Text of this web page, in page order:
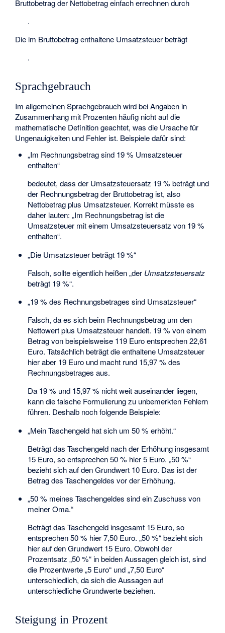
Bruttobetrag der Nettobetrag einfach errechnen durch
.
Die im Bruttobetrag enthaltene Umsatzsteuer beträgt
.
Sprachgebrauch
Im allgemeinen Sprachgebrauch wird bei Angaben in
Zusammenhang mit Prozenten häufig nicht auf die
mathematische Definition geachtet, was die Ursache für
Ungenauigkeiten und Fehler ist. Beispiele dafür sind:
„Im Rechnungsbetrag sind 19 % Umsatzsteuer
enthalten“
bedeutet, dass der Umsatzsteuersatz 19 % beträgt und
der Rechnungsbetrag der Bruttobetrag ist, also
Nettobetrag plus Umsatzsteuer. Korrekt müsste es
daher lauten: „Im Rechnungsbetrag ist die
Umsatzsteuer mit einem Umsatzsteuersatz von 19 %
enthalten“.
„Die Umsatzsteuer beträgt 19 %“
Falsch, sollte eigentlich heißen „der Umsatzsteuersatz
beträgt 19 %“.
„19 % des Rechnungsbetrages sind Umsatzsteuer“
Falsch, da es sich beim Rechnungsbetrag um den
Nettowert plus Umsatzsteuer handelt. 19 % von einem
Betrag von beispielsweise 119 Euro entsprechen 22,61
Euro. Tatsächlich beträgt die enthaltene Umsatzsteuer
hier aber 19 Euro und macht rund 15,97 % des
Rechnungsbetrages aus.
Da 19 % und 15,97 % nicht weit auseinander liegen,
kann die falsche Formulierung zu unbemerkten Fehlern
führen. Deshalb noch folgende Beispiele:
„Mein Taschengeld hat sich um 50 % erhöht.“
Beträgt das Taschengeld nach der Erhöhung insgesamt
15 Euro, so entsprechen 50 % hier 5 Euro. „50 %“
bezieht sich auf den Grundwert 10 Euro. Das ist der
Betrag des Taschengeldes vor der Erhöhung.
„50 % meines Taschengeldes sind ein Zuschuss von
meiner Oma.“
Beträgt das Taschengeld insgesamt 15 Euro, so
entsprechen 50 % hier 7,50 Euro. „50 %“ bezieht sich
hier auf den Grundwert 15 Euro. Obwohl der
Prozentsatz „50 %“ in beiden Aussagen gleich ist, sind
die Prozentwerte „5 Euro“ und „7,50 Euro“
unterschiedlich, da sich die Aussagen auf
unterschiedliche Grundwerte beziehen.
Steigung in Prozent